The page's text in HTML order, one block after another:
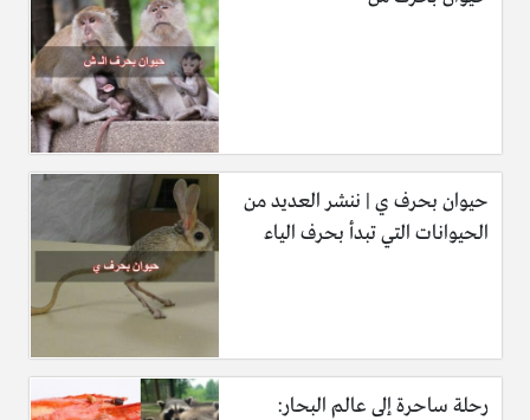
حيوان بحرف ي | ننشر العديد من
الحيوانات التي تبدأ بحرف الياء
رحلة ساحرة إلى عالم البحار: